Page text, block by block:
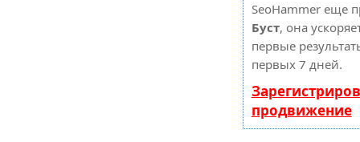
SeoHammer еще
Буст, она
первые
первых 7 дней.
продвижение